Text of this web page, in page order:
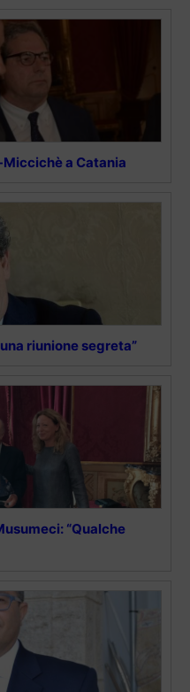
a Catania
riunione segreta”
“Qualche